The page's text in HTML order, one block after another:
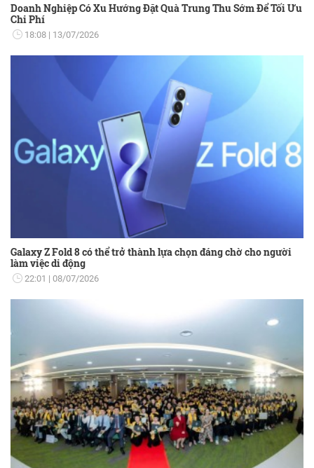
Doanh Nghiệp Có Xu Hướng Đặt Quà Trung Thu Sớm Để Tối Ưu
Chi Phí
18:08 13/07/2026
Galaxy Z Fold 8 có thể trở thành lựa chọn đáng chờ cho người
làm việc di động
22:01 08/07/2026